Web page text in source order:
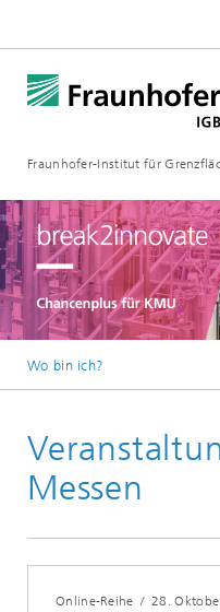
Fraunhofer-Institut für
Wo bin ich?
Veranstaltungen
Messen
Online-Reihe /28.